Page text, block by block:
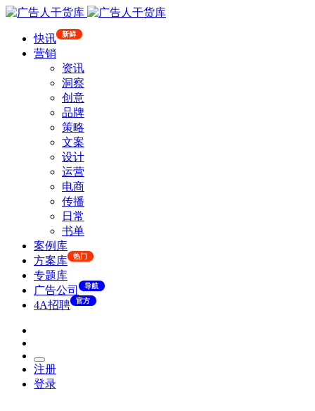
快讯 新鲜
营销
资讯
洞察
创意
品牌
策略
文案
设计
运营
电商
传播
日常
书单
案例库
方案库
热门
专题库
广告公司
导航
4A招聘 官方
注册
登录